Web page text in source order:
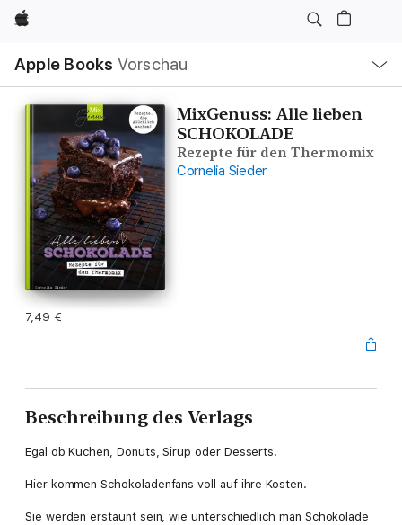
Apple
Apple Books Vorschau
Navigation
Menü
öffnen
MixGenuss: Alle lieben
SCHOKOLADE
Rezepte für den Thermomix
Cornelia Sieder
7,49 €
Beschreibung des Verlags
Egal ob Kuchen, Donuts, Sirup oder Desserts.
Hier kommen Schokoladenfans voll auf ihre Kosten.
Sie werden erstaunt sein, wie unterschiedlich man Schokolade